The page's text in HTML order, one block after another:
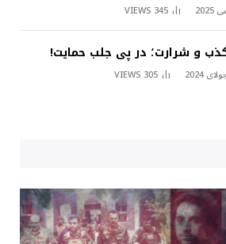
345
VIEWS
و شرارت؛ در پی جلب حمایت!
305
VIEWS